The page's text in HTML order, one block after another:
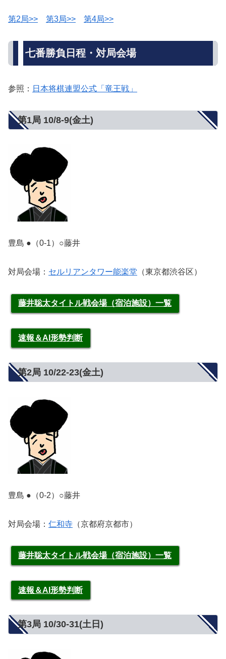
第2局>> 第3局>> 第4局>>
七番勝負日程・対局会場
参照： 日本将棋連盟公式「竜王戦」
第1局 10/8‐9(金土)
豊島 ●（0-1）○藤井
対局会場： セルリアンタワー能楽堂 （東京都渋谷区）
藤井聡太タイトル戦会場（宿泊施設）一覧
速報＆AI形勢判断
第2局 10/22‐23(金土)
豊島 ●（0-2）○藤井
対局会場： 仁和寺 （京都府京都市）
藤井聡太タイトル戦会場（宿泊施設）一覧
速報＆AI形勢判断
第3局 10/30‐31(土日)